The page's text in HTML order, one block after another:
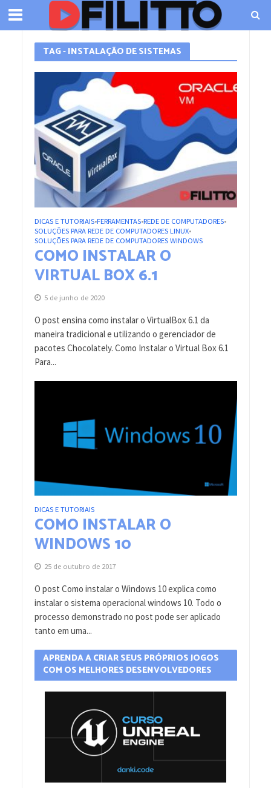
TAG - INSTALAÇÃO DE SISTEMAS
DICAS E TUTORIAIS•FERRAMENTAS•REDE DE COMPUTADORES•
SOLUÇÕES PARA REDE DE COMPUTADORES LINUX•
SOLUÇÕES PARA REDE DE COMPUTADORES WINDOWS
COMO INSTALAR O
VIRTUAL BOX 6.1
5 de junho de 2020
O post ensina como instalar o VirtualBox 6.1 da
maneira tradicional e utilizando o gerenciador de
pacotes Chocolately. Como Instalar o Virtual Box 6.1
Para...
DICAS E TUTORIAIS
COMO INSTALAR O
WINDOWS 10
25 de outubro de 2017
O post Como instalar o Windows 10 explica como
instalar o sistema operacional windows 10. Todo o
processo demonstrado no post pode ser aplicado
tanto em uma...
APRENDA A CRIAR SEUS PRÓPRIOS JOGOS
COM OS MELHORES DESENVOLVEDORES